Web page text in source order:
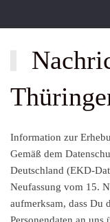
Information zur
Gemäß dem
Deutschland (EKD-
Neufassung vom 15.
aufmerksam, dass Du